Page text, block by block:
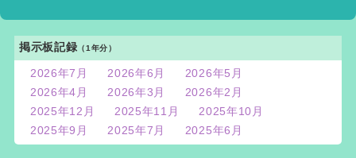
掲示板記録 （1年分）
2026年7月 2026年6月
2026年5月
2026年4月
2026年3月
2026年2月
2025年12月
2025年11月
2025年10月
2025年9月
2025年7月 2025年6月